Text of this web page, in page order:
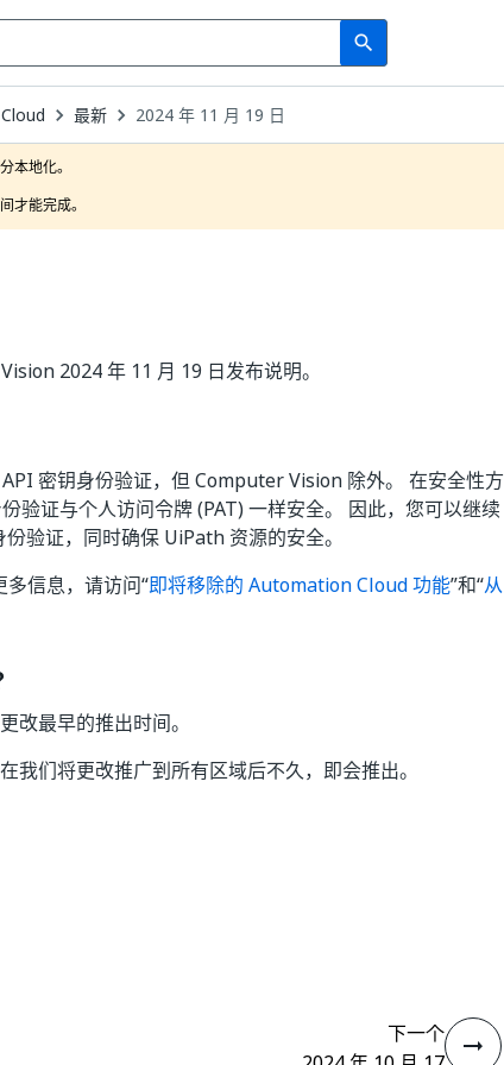
search
Search
最新 2024 年 11 月 19 日
本地化。
才能完成。
2024 年 11 月 19 日发布说明。
密钥身份验证，但 Computer Vision 除外。 在安全性方
验证与个人访问令牌 (PAT) 一样安全。 因此，您可以继续
验证，同时确保 UiPath 资源的安全。
信息，请访问“即将移除的 Automation Cloud 功能”和“从
改最早的推出时间。
我们将更改推广到所有区域后不久，即会推出。
下一个